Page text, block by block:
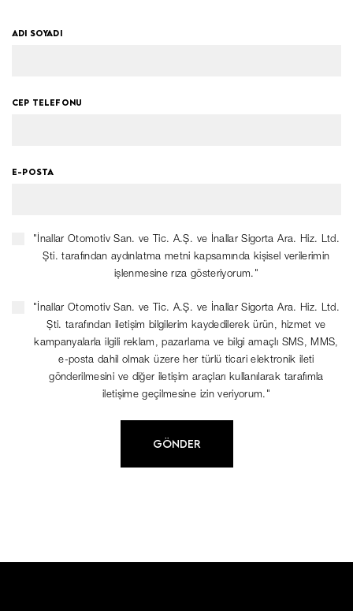
ADI SOYADI
CEP TELEFONU
E-POSTA
"İnallar Otomotiv San. ve Tic. A.Ş. ve İnallar Sigorta Ara. Hiz. Ltd.
Şti. tarafından aydınlatma metni kapsamında kişisel verilerimin
işlenmesine rıza gösteriyorum."
"İnallar Otomotiv San. ve Tic. A.Ş. ve İnallar Sigorta Ara. Hiz. Ltd.
Şti. tarafından iletişim bilgilerim kaydedilerek ürün, hizmet ve
kampanyalarla ilgili reklam, pazarlama ve bilgi amaçlı SMS, MMS,
e-posta dahil olmak üzere her türlü ticari elektronik ileti
gönderilmesini ve diğer iletişim araçları kullanılarak tarafımla
iletişime geçilmesine izin veriyorum."
GÖNDER